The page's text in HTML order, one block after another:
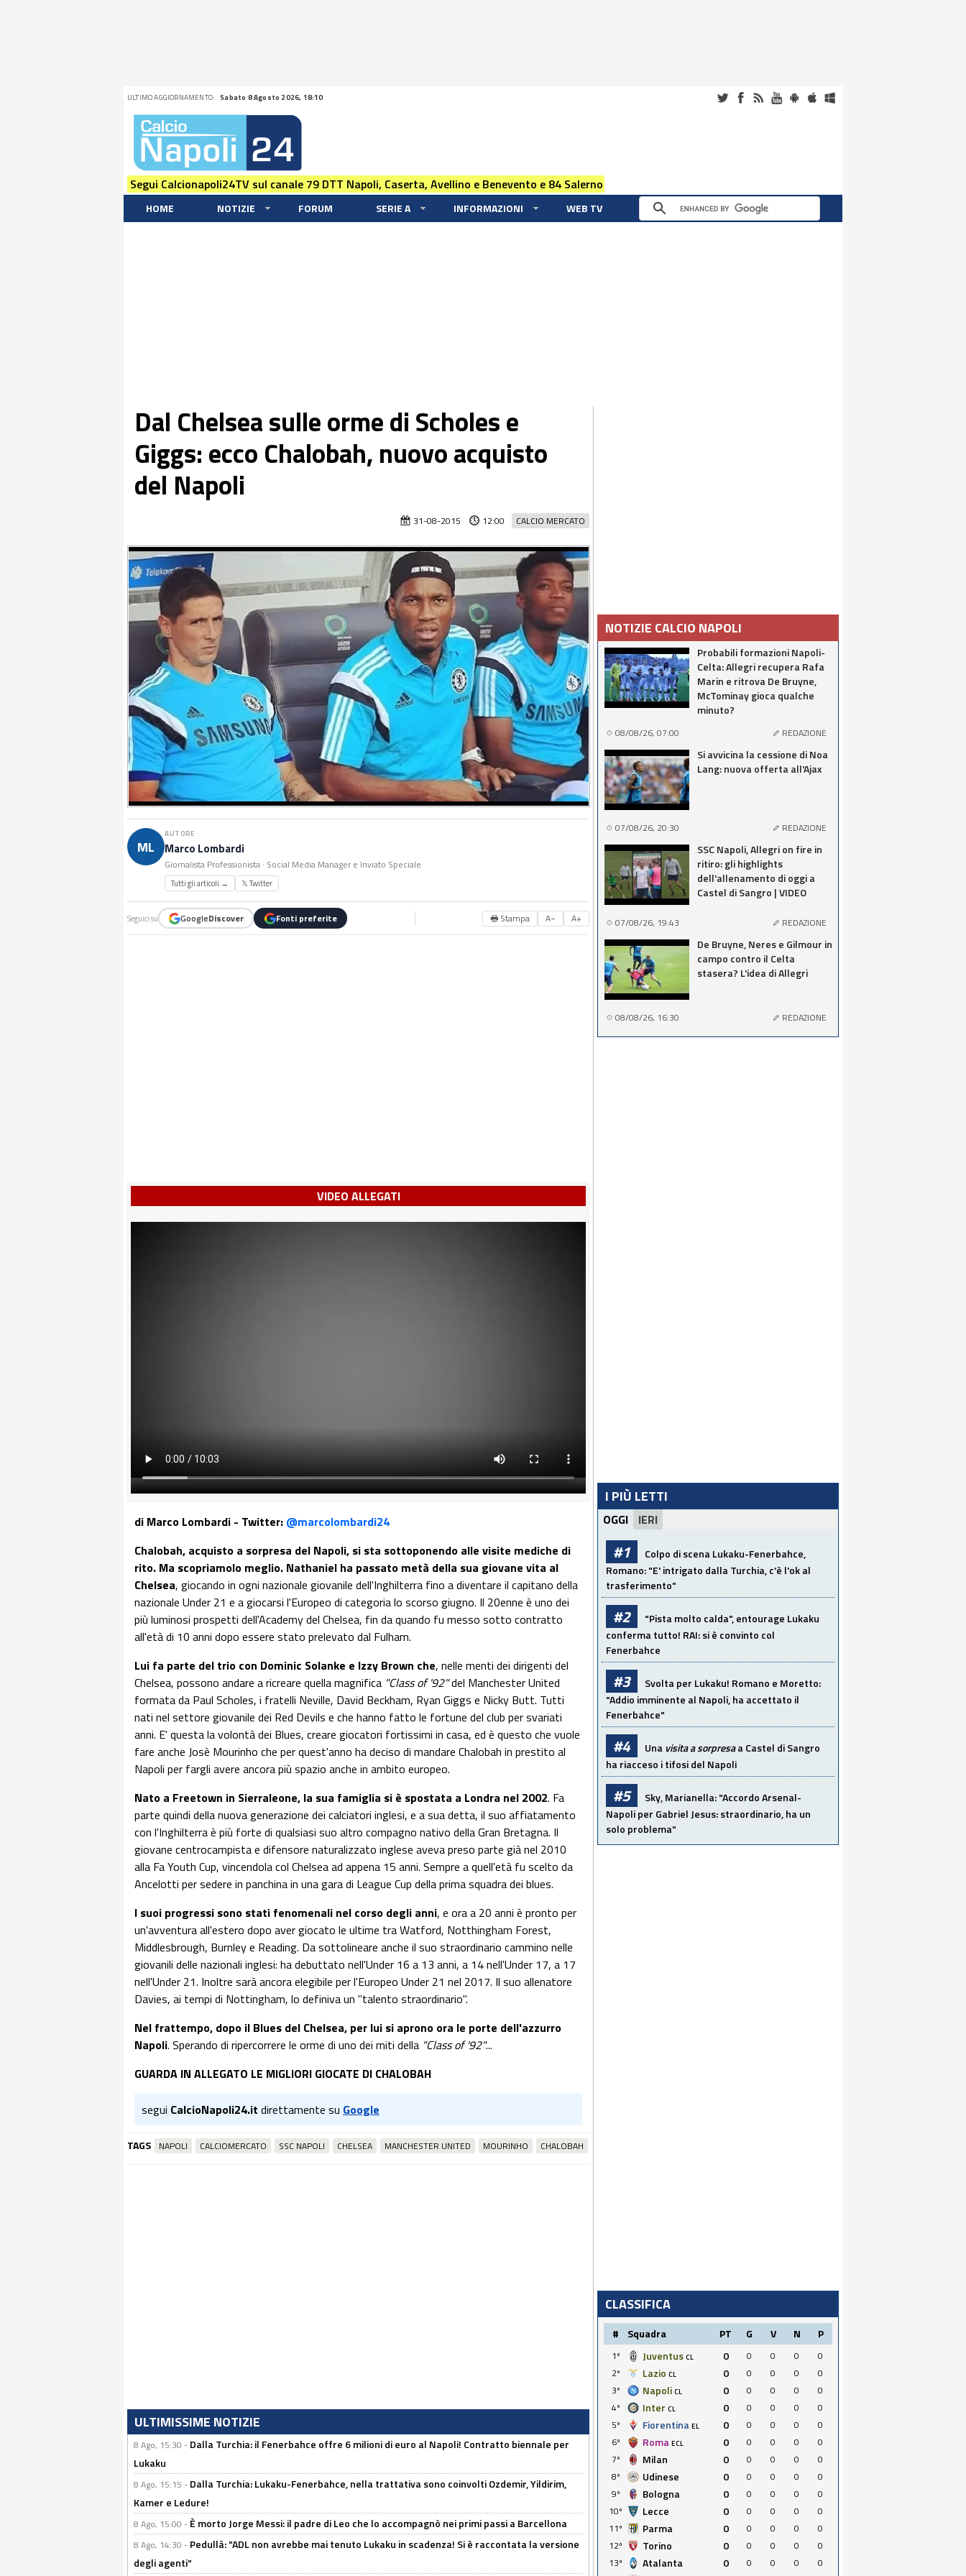
ULTIMO AGGIORNAMENTO: Sabato 8 Agosto 2026, 18:10
Segui Calcionapoli24TV sul canale 79 DTT Napoli, Caserta, Avellino e Benevento e 84 Salerno
HOME NOTIZIE FORUM SERIE A INFORMAZIONI WEB TV
Dal Chelsea sulle orme di Scholes e
Giggs: ecco Chalobah, nuovo acquisto
del Napoli
CALCIO MERCATO
31-08-2015 12:00
ML
AUTORE
Marco Lombardi
Giornalista Professionista · Social Media Manager e Inviato Speciale
Tutti gli articoli → 𝕏 Twitter
Seguici su GoogleDiscover Fonti preferite 🖶 Stampa A− A+
VIDEO ALLEGATI
di Marco Lombardi - Twitter: @marcolombardi24
Chalobah, acquisto a sorpresa del Napoli, si sta sottoponendo alle visite mediche di
rito. Ma scopriamolo meglio. Nathaniel ha passato metà della sua giovane vita al
Chelsea, giocando in ogni nazionale giovanile dell'Inghilterra fino a diventare il capitano della
nazionale Under 21 e a giocarsi l'Europeo di categoria lo scorso giugno. Il 20enne è uno dei
più luminosi prospetti dell'Academy del Chelsea, fin da quando fu messo sotto contratto
all'età di 10 anni dopo essere stato prelevato dal Fulham.
Lui fa parte del trio con Dominic Solanke e Izzy Brown che, nelle menti dei dirigenti del
Chelsea, possono andare a ricreare quella magnifica "Class of '92"del Manchester United
formata da Paul Scholes, i fratelli Neville, David Beckham, Ryan Giggs e Nicky Butt. Tutti
nati nel settore giovanile dei Red Devils e che hanno fatto le fortune del club per svariati
anni. E' questa la volontà dei Blues, creare giocatori fortissimi in casa, ed è questo che vuole
fare anche Josè Mourinho che per quest'anno ha deciso di mandare Chalobah in prestito al
Napoli per fargli avere ancora più spazio anche in ambito europeo.
Nato a Freetown in Sierraleone, la sua famiglia si è spostata a Londra nel 2002. Fa
parte quindi della nuova generazione dei calciatori inglesi, e a sua detta, il suo affiatamento
con l'Inghilterra è più forte di qualsiasi suo altro compagno nativo della Gran Bretagna. Il
giovane centrocampista e difensore naturalizzato inglese aveva preso parte già nel 2010
alla Fa Youth Cup, vincendola col Chelsea ad appena 15 anni. Sempre a quell'età fu scelto da
Ancelotti per sedere in panchina in una gara di League Cup della prima squadra dei blues.
I suoi progressi sono stati fenomenali nel corso degli anni, e ora a 20 anni è pronto per
un'avventura all'estero dopo aver giocato le ultime tra Watford, Notthingham Forest,
Middlesbrough, Burnley e Reading. Da sottolineare anche il suo straordinario cammino nelle
giovanili delle nazionali inglesi: ha debuttato nell'Under 16 a 13 anni, a 14 nell'Under 17, a 17
nell'Under 21. Inoltre sarà ancora elegibile per l'Europeo Under 21 nel 2017. Il suo allenatore
Davies, ai tempi di Nottingham, lo definiva un "talento straordinario".
Nel frattempo, dopo il Blues del Chelsea, per lui si aprono ora le porte dell'azzurro
Napoli. Sperando di ripercorrere le orme di uno dei miti della "Class of '92"...
GUARDA IN ALLEGATO LE MIGLIORI GIOCATE DI CHALOBAH
segui CalcioNapoli24.it direttamente su Google
TAGS NAPOLI CALCIOMERCATO SSC NAPOLI CHELSEA MANCHESTER UNITED MOURINHO CHALOBAH
ULTIMISSIME NOTIZIE
8 Ago, 15:30 - Dalla Turchia: il Fenerbahce offre 6 milioni di euro al Napoli! Contratto biennale per
Lukaku
8 Ago, 15:15 - Dalla Turchia: Lukaku-Fenerbahce, nella trattativa sono coinvolti Ozdemir, Yildirim,
Kamer e Ledure!
8 Ago, 15:00 - È morto Jorge Messi: il padre di Leo che lo accompagnò nei primi passi a Barcellona
8 Ago, 14:30 - Pedullà: "ADL non avrebbe mai tenuto Lukaku in scadenza! Si è raccontata la versione
degli agenti"
NOTIZIE CALCIO NAPOLI
Probabili formazioni Napoli-
Celta: Allegri recupera Rafa
Marin e ritrova De Bruyne,
McTominay gioca qualche
minuto?
08/08/26, 07:00 REDAZIONE
Si avvicina la cessione di Noa
Lang: nuova offerta all'Ajax
07/08/26, 20:30 REDAZIONE
SSC Napoli, Allegri on fire in
ritiro: gli highlights
dell'allenamento di oggi a
Castel di Sangro | VIDEO
07/08/26, 19:43 REDAZIONE
De Bruyne, Neres e Gilmour in
campo contro il Celta
stasera? L'idea di Allegri
08/08/26, 16:30 REDAZIONE
I PIÙ LETTI
OGGI IERI
#1
Colpo di scena Lukaku-Fenerbahce,
Romano: "E' intrigato dalla Turchia, c'è l'ok al
trasferimento"
#2
"Pista molto calda", entourage Lukaku
conferma tutto! RAI: si è convinto col
Fenerbahce
#3
Svolta per Lukaku! Romano e Moretto:
"Addio imminente al Napoli, ha accettato il
Fenerbahce"
#4 Una visita a sorpresaa Castel di Sangro
ha riacceso i tifosi del Napoli
#5
Sky, Marianella: "Accordo Arsenal-
Napoli per Gabriel Jesus: straordinario, ha un
solo problema"
CLASSIFICA
# Squadra PT G V N P
1º Juventus CL 0 0 0 0
0
2º
Lazio CL 0 0 0 0
0
3º
Napoli CL 0 0 0 0
0
4º
Inter CL 0 0 0 0
0
5º
Fiorentina EL 0 0 0 0
0
6º
Roma ECL 0 0 0 0
0
7º
Milan 0 0 0 0
0
8º
Udinese 0 0 0 0
0
9º
Bologna 0 0 0 0
0
10º
Lecce 0 0 0 0
0
11º
Parma 0 0 0 0
0
12º
Torino 0 0 0 0
0
13º
Atalanta 0 0 0 0
0